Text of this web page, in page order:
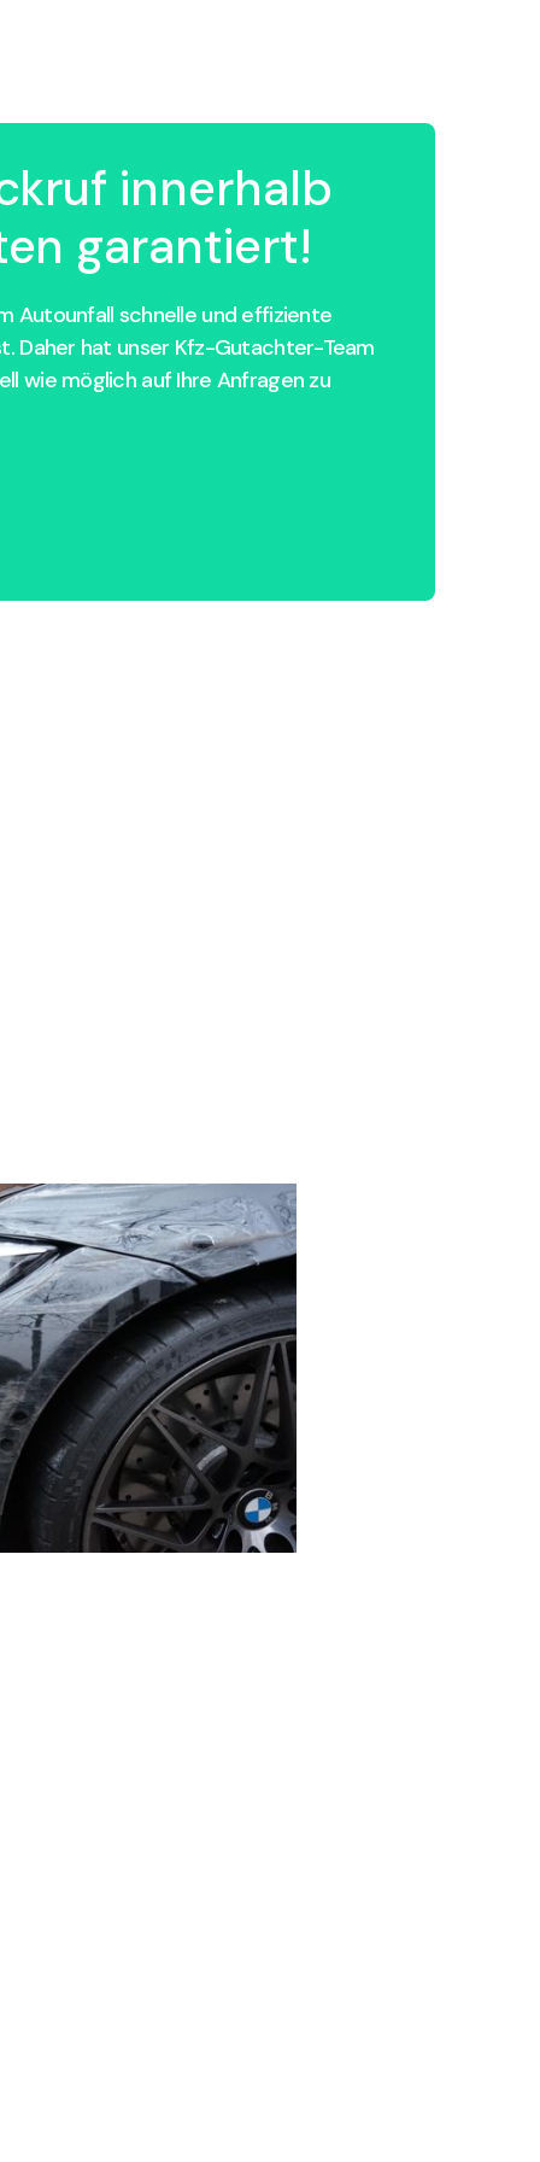
innerhalb
garantiert!
Autounfall schnelle und effiziente
Daher hat unser Kfz-Gutachter-Team
wie möglich auf Ihre Anfragen zu